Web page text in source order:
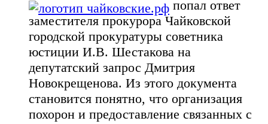
попал ответ
заместителя прокурора Чайковской
городской прокуратуры советника
юстиции И.В. Шестакова на
депутатский запрос Дмитрия
Новокрещенова. Из этого документа
становится понятно, что организация
похорон и предоставление связанных с